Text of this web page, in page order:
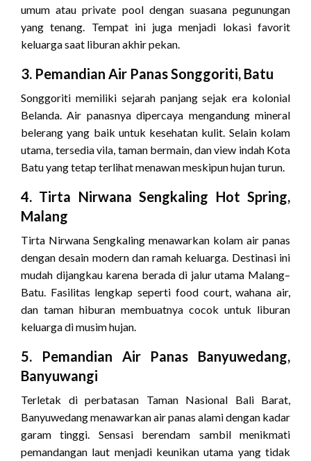
umum atau private pool dengan suasana pegunungan
yang tenang. Tempat ini juga menjadi lokasi favorit
keluarga saat liburan akhir pekan.
3. Pemandian Air Panas Songgoriti, Batu
Songgoriti memiliki sejarah panjang sejak era kolonial
Belanda. Air panasnya dipercaya mengandung mineral
belerang yang baik untuk kesehatan kulit. Selain kolam
utama, tersedia vila, taman bermain, dan view indah Kota
Batu yang tetap terlihat menawan meskipun hujan turun.
4. Tirta Nirwana Sengkaling Hot Spring,
Malang
Tirta Nirwana Sengkaling menawarkan kolam air panas
dengan desain modern dan ramah keluarga. Destinasi ini
mudah dijangkau karena berada di jalur utama Malang–
Batu. Fasilitas lengkap seperti food court, wahana air,
dan taman hiburan membuatnya cocok untuk liburan
keluarga di musim hujan.
5. Pemandian Air Panas Banyuwedang,
Banyuwangi
Terletak di perbatasan Taman Nasional Bali Barat,
Banyuwedang menawarkan air panas alami dengan kadar
garam tinggi. Sensasi berendam sambil menikmati
pemandangan laut menjadi keunikan utama yang tidak